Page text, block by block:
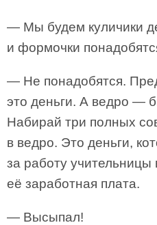
— Мы будем куличики
и формочки
— Не понадобятся.
это деньги. А ведро —
Набирай три полных
в ведро. Это деньги,
за работу
её заработная плата.
— Высыпал!